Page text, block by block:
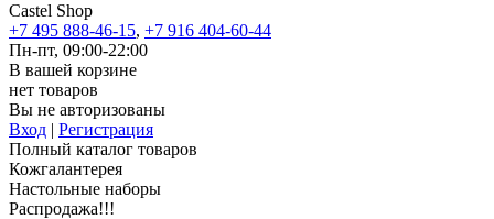
Castel Shop
+7 495 888-46-15, +7 916 404-60-44
Пн-пт, 09:00-22:00
В вашей корзине
нет товаров
Вы не авторизованы
Вход | Регистрация
Полный каталог товаров
Кожгалантерея
Настольные наборы
Распродажа!!!